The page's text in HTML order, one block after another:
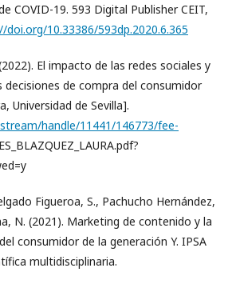
COVID-19. 593 Digital Publisher CEIT,
doi.org/10.33386/593dp.2020.6.365
El impacto de las redes sociales y
decisiones de compra del consumidor
Universidad de Sevilla].
handle/11441/146773/fee-
Figueroa, S., Pachucho Hernández,
N. (2021). Marketing de contenido y la
consumidor de la generación Y. IPSA
multidisciplinaria.